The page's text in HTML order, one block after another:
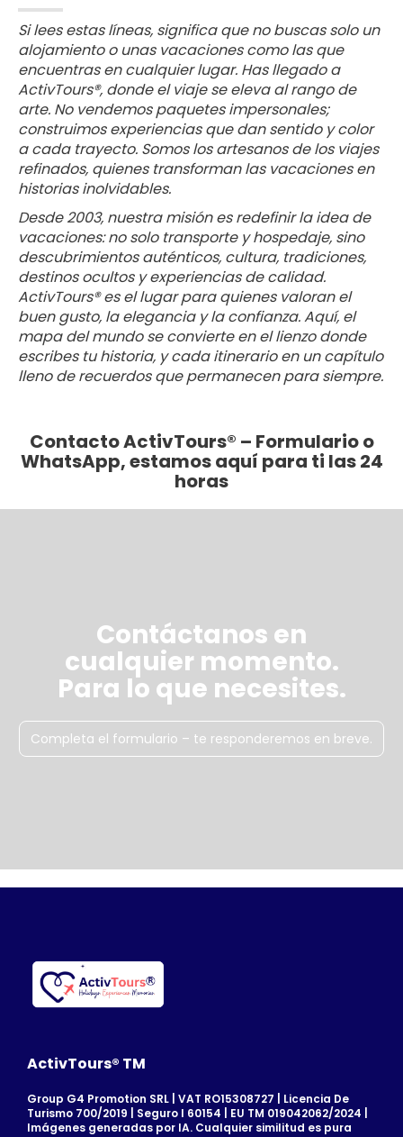
Si lees estas líneas, significa que no buscas solo un
alojamiento o unas vacaciones como las que
encuentras en cualquier lugar. Has llegado a
ActivTours®, donde el viaje se eleva al rango de
arte. No vendemos paquetes impersonales;
construimos experiencias que dan sentido y color
a cada trayecto. Somos los artesanos de los viajes
refinados, quienes transforman las vacaciones en
historias inolvidables.
Desde 2003, nuestra misión es redefinir la idea de
vacaciones: no solo transporte y hospedaje, sino
descubrimientos auténticos, cultura, tradiciones,
destinos ocultos y experiencias de calidad.
ActivTours® es el lugar para quienes valoran el
buen gusto, la elegancia y la confianza. Aquí, el
mapa del mundo se convierte en el lienzo donde
escribes tu historia, y cada itinerario en un capítulo
lleno de recuerdos que permanecen para siempre.
Contacto ActivTours® – Formulario o
WhatsApp, estamos aquí para ti las 24
horas
Contáctanos en
cualquier momento.
Para lo que necesites.
Completa el formulario – te responderemos en breve.
ActivTours® TM
Group G4 Promotion SRL | VAT RO15308727 | Licencia De
Turismo 700/2019 | Seguro I 60154 | EU TM 019042062/2024 |
Imágenes generadas por IA. Cualquier similitud es pura